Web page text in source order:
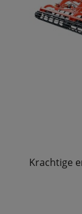
Krachtige